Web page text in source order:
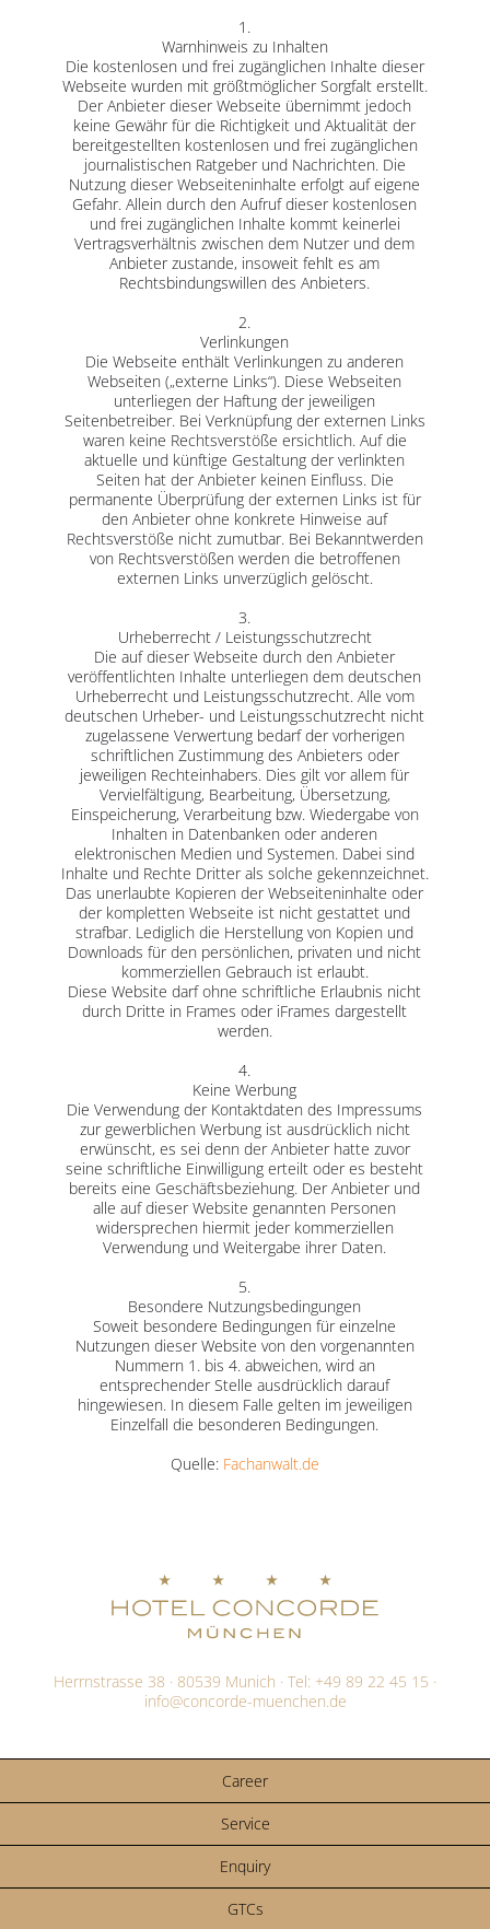
1.
Warnhinweis zu Inhalten
Die kostenlosen und frei zugänglichen Inhalte dieser
Webseite wurden mit größtmöglicher Sorgfalt erstellt.
Der Anbieter dieser Webseite übernimmt jedoch
keine Gewähr für die Richtigkeit und Aktualität der
bereitgestellten kostenlosen und frei zugänglichen
journalistischen Ratgeber und Nachrichten. Die
Nutzung dieser Webseiteninhalte erfolgt auf eigene
Gefahr. Allein durch den Aufruf dieser kostenlosen
und frei zugänglichen Inhalte kommt keinerlei
Vertragsverhältnis zwischen dem Nutzer und dem
Anbieter zustande, insoweit fehlt es am
Rechtsbindungswillen des Anbieters.
2.
Verlinkungen
Die Webseite enthält Verlinkungen zu anderen
Webseiten („externe Links“). Diese Webseiten
unterliegen der Haftung der jeweiligen
Seitenbetreiber. Bei Verknüpfung der externen Links
waren keine Rechtsverstöße ersichtlich. Auf die
aktuelle und künftige Gestaltung der verlinkten
Seiten hat der Anbieter keinen Einfluss. Die
permanente Überprüfung der externen Links ist für
den Anbieter ohne konkrete Hinweise auf
Rechtsverstöße nicht zumutbar. Bei Bekanntwerden
von Rechtsverstößen werden die betroffenen
externen Links unverzüglich gelöscht.
3.
Urheberrecht / Leistungsschutzrecht
Die auf dieser Webseite durch den Anbieter
veröffentlichten Inhalte unterliegen dem deutschen
Urheberrecht und Leistungsschutzrecht. Alle vom
deutschen Urheber- und Leistungsschutzrecht nicht
zugelassene Verwertung bedarf der vorherigen
schriftlichen Zustimmung des Anbieters oder
jeweiligen Rechteinhabers. Dies gilt vor allem für
Vervielfältigung, Bearbeitung, Übersetzung,
Einspeicherung, Verarbeitung bzw. Wiedergabe von
Inhalten in Datenbanken oder anderen
elektronischen Medien und Systemen. Dabei sind
Inhalte und Rechte Dritter als solche gekennzeichnet.
Das unerlaubte Kopieren der Webseiteninhalte oder
der kompletten Webseite ist nicht gestattet und
strafbar. Lediglich die Herstellung von Kopien und
Downloads für den persönlichen, privaten und nicht
kommerziellen Gebrauch ist erlaubt.
Diese Website darf ohne schriftliche Erlaubnis nicht
durch Dritte in Frames oder iFrames dargestellt
werden.
4.
Keine Werbung
Die Verwendung der Kontaktdaten des Impressums
zur gewerblichen Werbung ist ausdrücklich nicht
erwünscht, es sei denn der Anbieter hatte zuvor
seine schriftliche Einwilligung erteilt oder es besteht
bereits eine Geschäftsbeziehung. Der Anbieter und
alle auf dieser Website genannten Personen
widersprechen hiermit jeder kommerziellen
Verwendung und Weitergabe ihrer Daten.
5.
Besondere Nutzungsbedingungen
Soweit besondere Bedingungen für einzelne
Nutzungen dieser Website von den vorgenannten
Nummern 1. bis 4. abweichen, wird an
entsprechender Stelle ausdrücklich darauf
hingewiesen. In diesem Falle gelten im jeweiligen
Einzelfall die besonderen Bedingungen.
Quelle: Fachanwalt.de
Herrnstrasse 38 · 80539 Munich · Tel: +49 89 22 45 15 ·
info@concorde-muenchen.de
Career
Service
Enquiry
GTCs